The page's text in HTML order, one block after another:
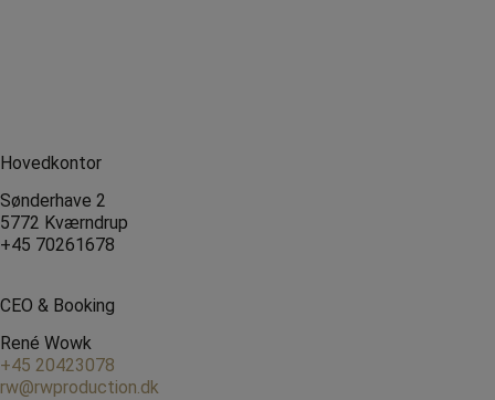
Hovedkontor
Sønderhave 2
5772 Kværndrup
+45 70261678
CEO & Booking
René Wowk
+45 20423078
rw@rwproduction.dk